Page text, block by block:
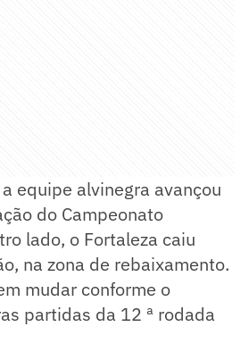
equipe alvinegra avançou
do Campeonato
lado, o Fortaleza caiu
na zona de rebaixamento.
mudar conforme o
partidas da 12 ª rodada